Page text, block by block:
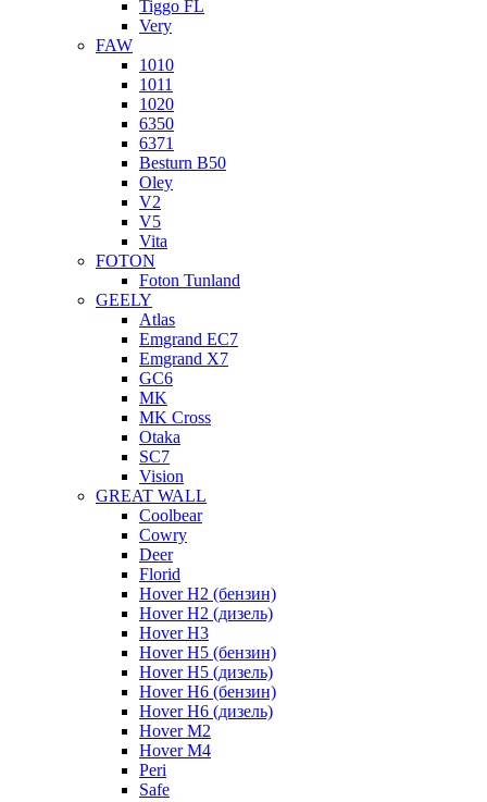
Tiggo FL
Very
FAW
1010
1011
1020
6350
6371
Besturn B50
Oley
V2
V5
Vita
FOTON
Foton Tunland
GEELY
Atlas
Emgrand EC7
Emgrand X7
GC6
MK
MK Cross
Otaka
SC7
Vision
GREAT WALL
Coolbear
Cowry
Deer
Florid
Hover H2 (бензин)
Hover H2 (дизель)
Hover H3
Hover H5 (бензин)
Hover H5 (дизель)
Hover H6 (бензин)
Hover H6 (дизель)
Hover M2
Hover M4
Peri
Safe